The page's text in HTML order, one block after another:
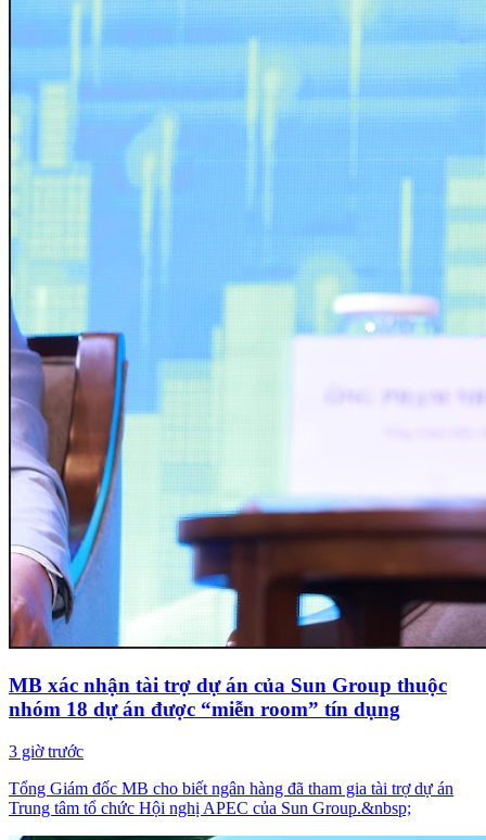
MB xác nhận tài trợ dự án của Sun Group thuộc
nhóm 18 dự án được “miễn room” tín dụng
3 giờ trước
Tổng Giám đốc MB cho biết ngân hàng đã tham gia tài trợ dự án
Trung tâm tổ chức Hội nghị APEC của Sun Group.&nbsp;